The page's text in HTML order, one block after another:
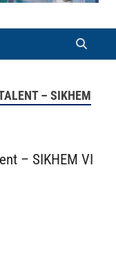
– SIKHEM
– SIKHEM VI